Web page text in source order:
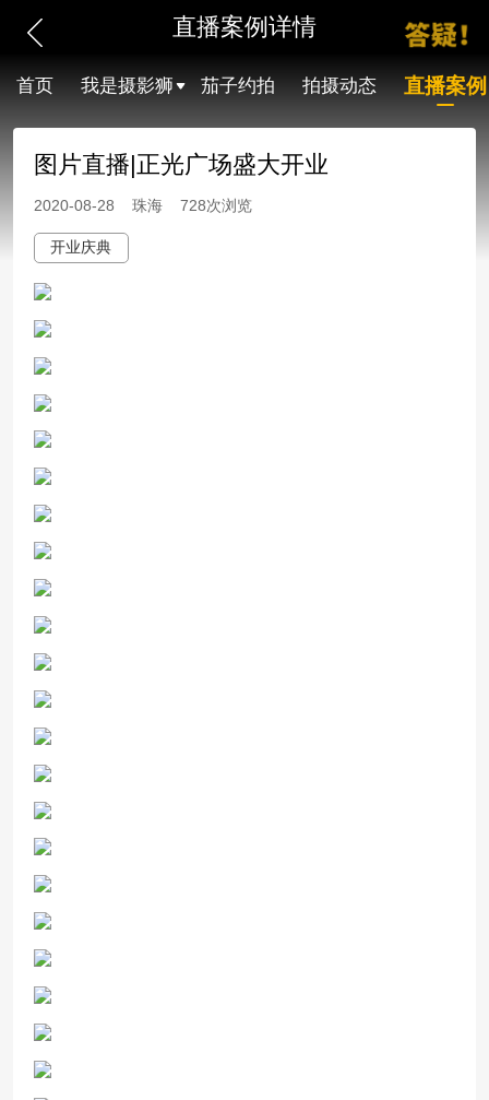
直播案例详情
首页 我是摄影狮 茄子约拍 拍摄动态 直播案例
图片直播|正光广场盛大开业
2020-08-28 珠海 728次浏览
开业庆典